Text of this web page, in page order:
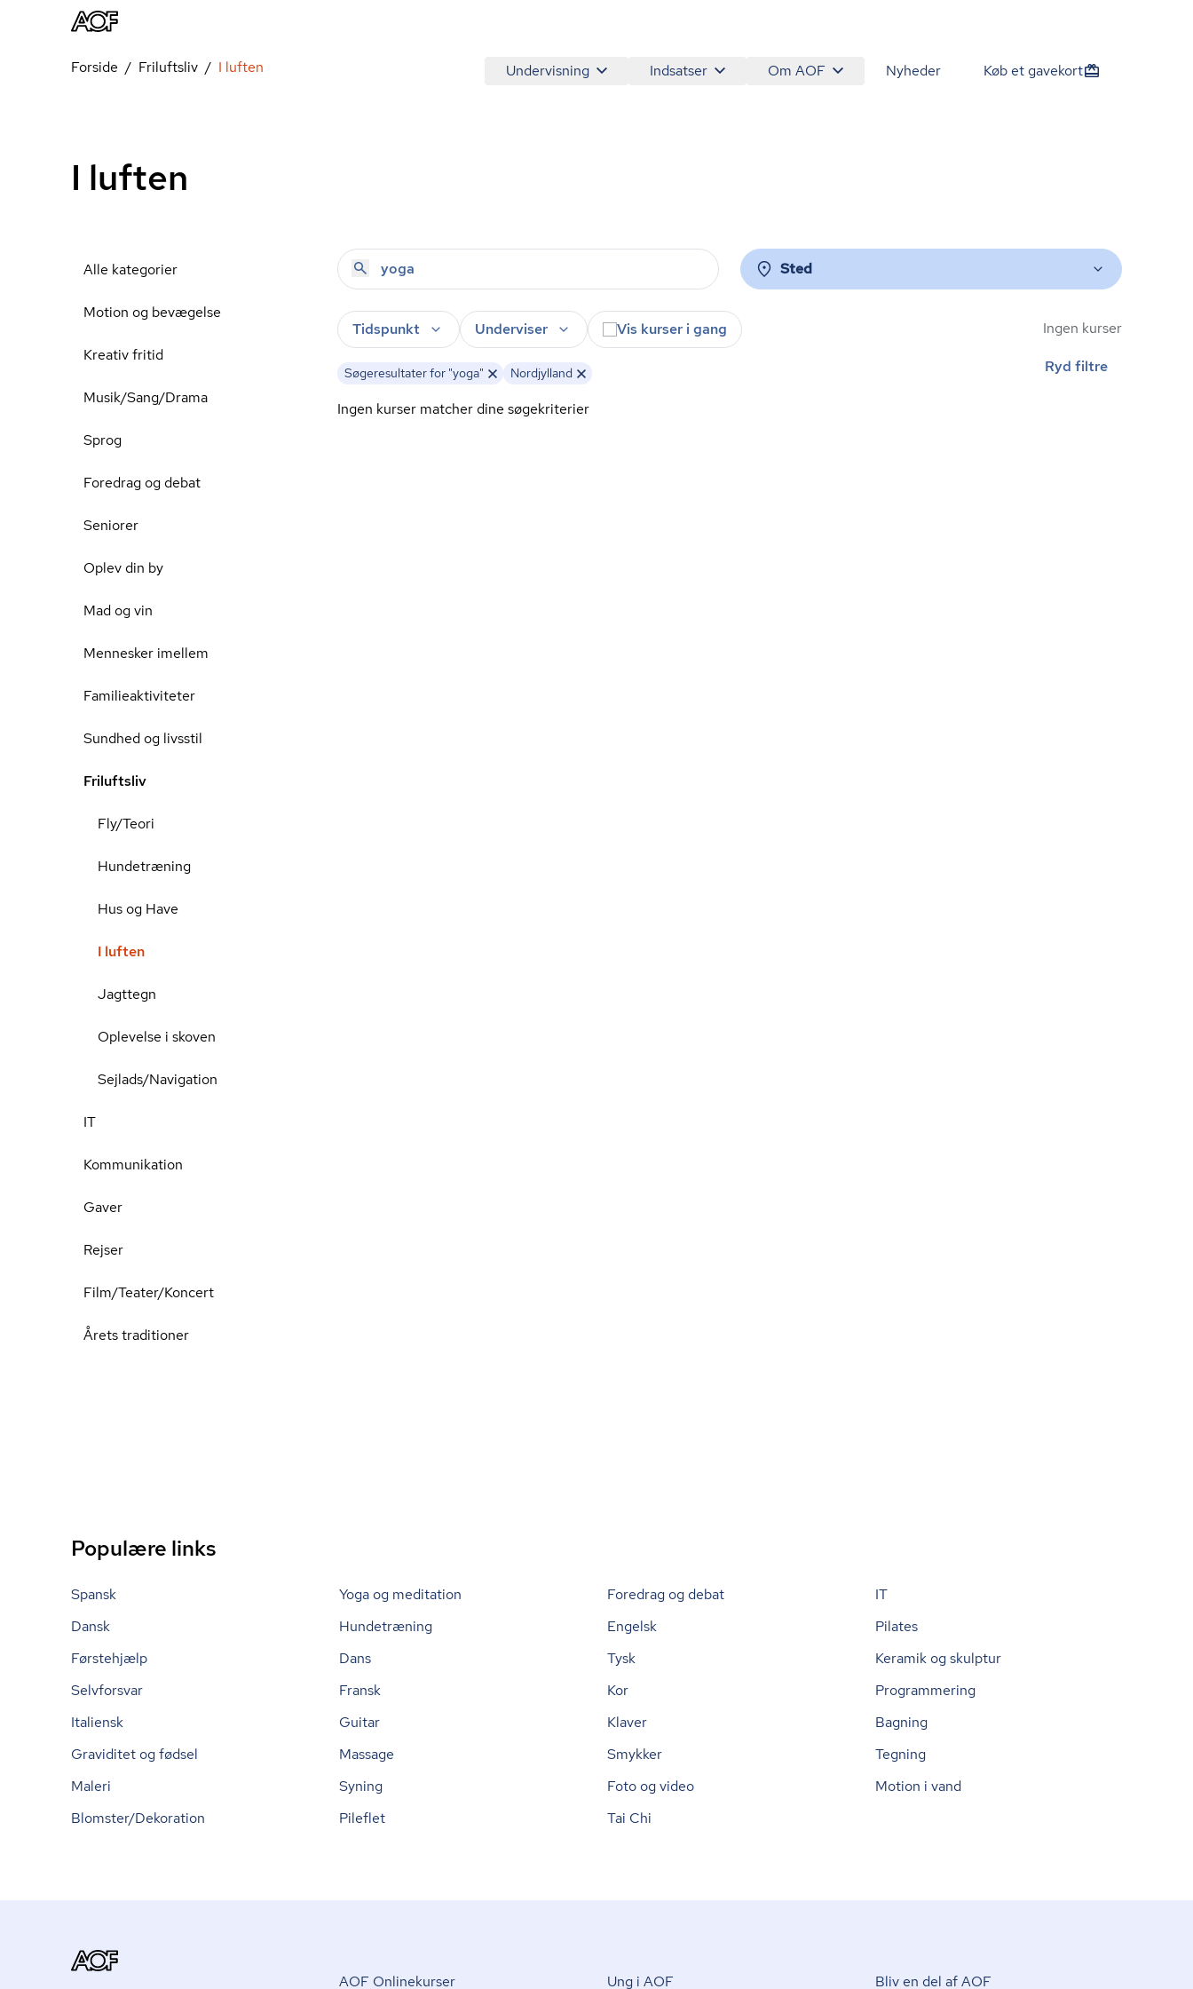
Undervisning Indsatser Om AOF Nyheder Køb et gavekort
Forside Friluftsliv I luften
I luften
Alle kategorier
Motion og bevægelse
Kreativ fritid
Musik/Sang/Drama
Sprog
Foredrag og debat
Seniorer
Oplev din by
Mad og vin
Mennesker imellem
Familieaktiviteter
Sundhed og livsstil
Friluftsliv
Fly/Teori
Hundetræning
Hus og Have
I luften
Jagttegn
Oplevelse i skoven
Sejlads/Navigation
IT
Kommunikation
Gaver
Rejser
Film/Teater/Koncert
Årets traditioner
Sted
Tidspunkt Underviser Vis kurser i gang
Søgeresultater for "yoga" Nordjylland
Ingen kurser
Ryd filtre
Ingen kurser matcher dine søgekriterier
Populære links
Spansk Yoga og meditation Foredrag og debat
IT
Dansk
Hundetræning Engelsk
Pilates
Førstehjælp
Dans Tysk
Keramik og skulptur
Selvforsvar
Fransk Kor
Programmering
Italiensk
Guitar Klaver
Bagning
Graviditet og fødsel
Massage Smykker
Tegning
Maleri
Syning Foto og video
Motion i vand
Blomster/Dekoration
Pileflet Tai Chi
AOF Onlinekurser Ung i AOF Bliv en del af AOF